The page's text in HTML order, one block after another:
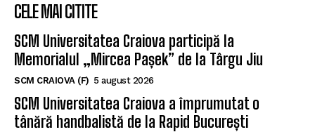
CELE MAI CITITE
SCM Universitatea Craiova participă la
Memorialul „Mircea Pașek” de la Târgu Jiu
SCM CRAIOVA (F) 5 august 2026
SCM Universitatea Craiova a împrumutat o
tânără handbalistă de la Rapid București